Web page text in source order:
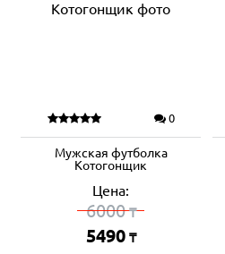
0
Мужская футболка
Котогонщик
Цена:
6000₸
5490 ₸